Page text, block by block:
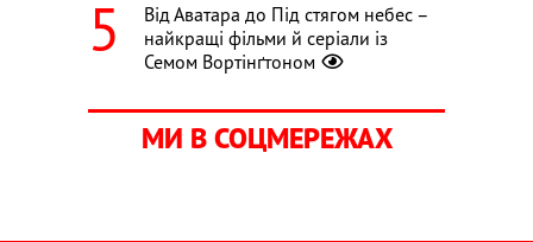
Від Аватара до Під стягом небес –
найкращі фільми й серіали із
Семом Вортінґтоном
МИ В СОЦМЕРЕЖАХ